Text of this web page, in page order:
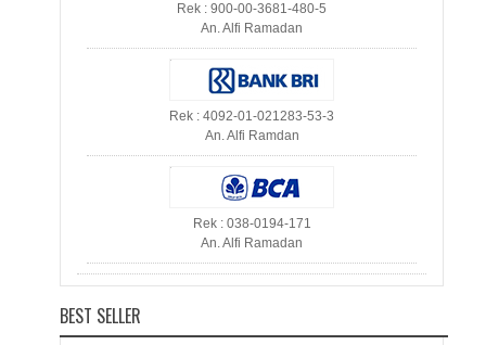
Rek : 900-00-3681-480-5
An. Alfi Ramadan
Rek : 4092-01-021283-53-3
An. Alfi Ramdan
Rek : 038-0194-171
An. Alfi Ramadan
BEST SELLER